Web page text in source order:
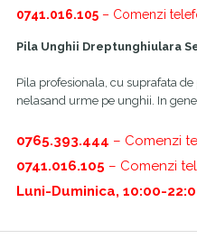
0741.016.105 – Comenzi
Pila Unghii Dreptunghiulara
Pila profesionala, cu suprafata
nelasand urme pe unghii. In
0765.393.444 – Comenzi
0741.016.105 – Comenzi
Luni-Duminica, 10:00-